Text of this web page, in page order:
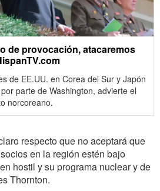
de provocación, atacaremos
de EE.UU. en Corea del Sur y Japón
parte de Washington, advierte el
norcoreano.
respecto que no aceptará que
en la región estén bajo
hostil y su programa nuclear y de
Thornton.